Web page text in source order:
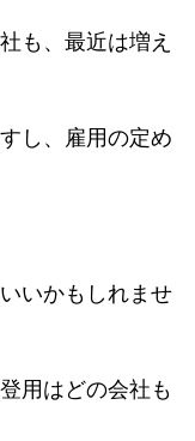
も、最近は増え
し、雇用の定め
いかもしれませ
用はどの会社も